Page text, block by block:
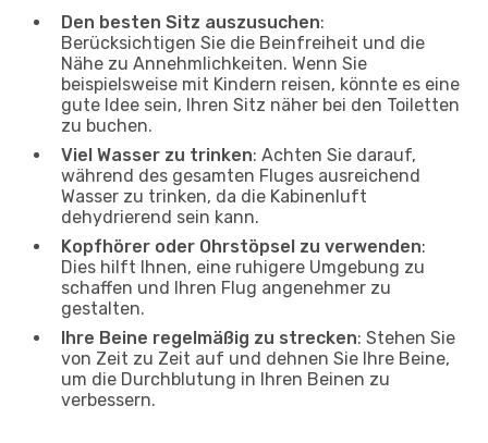
Den besten Sitz auszusuchen:
Berücksichtigen Sie die Beinfreiheit und die
Nähe zu Annehmlichkeiten. Wenn Sie
beispielsweise mit Kindern reisen, könnte es eine
gute Idee sein, Ihren Sitz näher bei den Toiletten
zu buchen.
Viel Wasser zu trinken: Achten Sie darauf,
während des gesamten Fluges ausreichend
Wasser zu trinken, da die Kabinenluft
dehydrierend sein kann.
Kopfhörer oder Ohrstöpsel zu verwenden:
Dies hilft Ihnen, eine ruhigere Umgebung zu
schaffen und Ihren Flug angenehmer zu
gestalten.
Ihre Beine regelmäßig zu strecken: Stehen Sie
von Zeit zu Zeit auf und dehnen Sie Ihre Beine,
um die Durchblutung in Ihren Beinen zu
verbessern.